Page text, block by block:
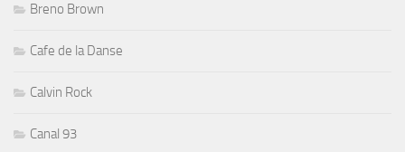
Breno Brown
Cafe de la Danse
Calvin Rock
Canal 93